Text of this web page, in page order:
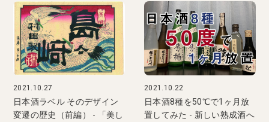
2021.10.27
日本酒ラベル そのデザイン
変遷の歴史（前編） - 「美し
2021.10.22
日本酒8種を50℃で1ヶ月放
置してみた - 新しい熟成酒へ